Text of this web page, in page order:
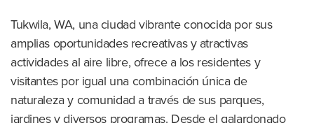
Tukwila, WA, una ciudad vibrante conocida por sus
amplias oportunidades recreativas y atractivas
actividades al aire libre, ofrece a los residentes y
visitantes por igual una combinación única de
naturaleza y comunidad a través de sus parques,
jardines y diversos programas. Desde el galardonado